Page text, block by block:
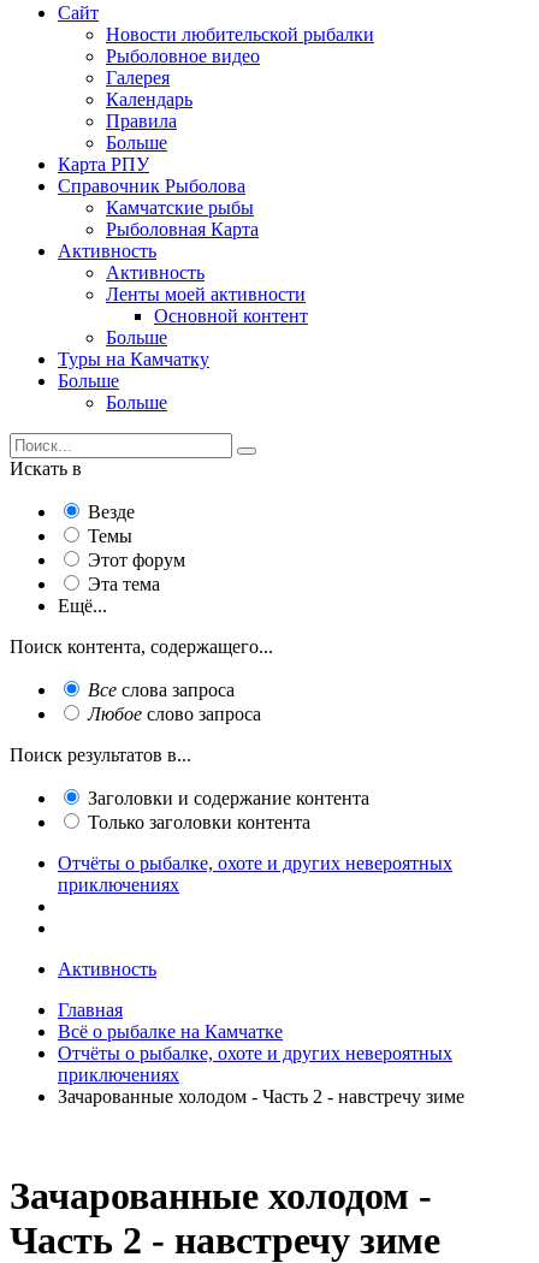
Сайт
Новости любительской рыбалки
Рыболовное видео
Галерея
Календарь
Правила
Больше
Карта РПУ
Справочник Рыболова
Камчатские рыбы
Рыболовная Карта
Активность
Активность
Ленты моей активности
Основной контент
Больше
Туры на Камчатку
Больше
Больше
Искать в
Везде
Темы
Этот форум
Эта тема
Ещё...
Поиск контента, содержащего...
Все слова запроса
Любое слово запроса
Поиск результатов в...
Заголовки и содержание контента
Только заголовки контента
Отчёты о рыбалке, охоте и других невероятных
приключениях
Активность
Главная
Всё о рыбалке на Камчатке
Отчёты о рыбалке, охоте и других невероятных
приключениях
Зачарованные холодом - Часть 2 - навстречу зиме
Зачарованные холодом -
Часть 2 - навстречу зиме